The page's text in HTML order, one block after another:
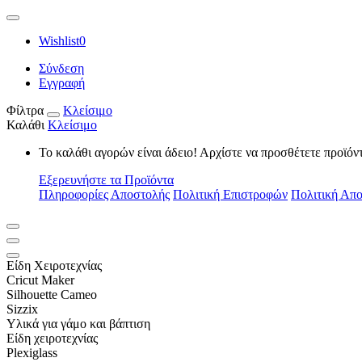
Wishlist0
Σύνδεση
Εγγραφή
Φίλτρα
Κλείσιμο
Καλάθι Κλείσιμο
Το καλάθι αγορών είναι άδειο! Αρχίστε να προσθέτετε
Εξερευνήστε τα Προϊόντα
Πληροφορίες Αποστολής Πολιτική Επιστροφών Πολιτική
Είδη Xειροτεχνίας
Cricut Maker
Silhouette Cameo
Sizzix
Υλικά για γάμο και βάπτιση
Είδη χειροτεχνίας
Plexiglass